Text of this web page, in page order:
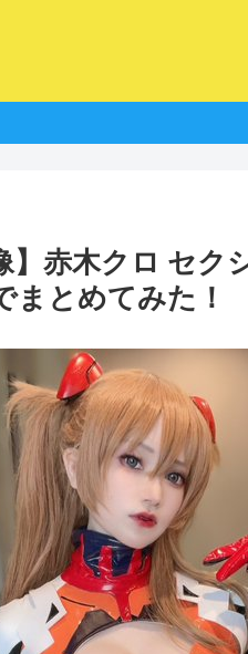
】赤木クロ セ
まとめてみた！